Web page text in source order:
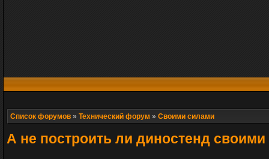
Список форумов » Технический форум » Своими силами
А не построить ли диностенд